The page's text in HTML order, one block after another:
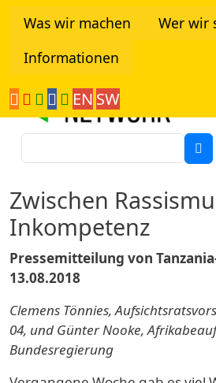
Was wir machen
Wer wir
Informationen
EN SW
Zwischen
Inkompetenz
Pressemitteilung von
13.08.2018
Clemens Tönnies,
04, und Günter Nooke,
Bundesregierung